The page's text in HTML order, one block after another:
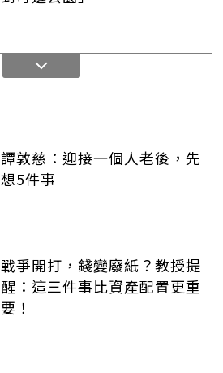
譚敦慈：迎接一個人老後，先
想5件事
戰爭開打，錢變廢紙？教授提
醒：這三件事比資產配置更重
要！